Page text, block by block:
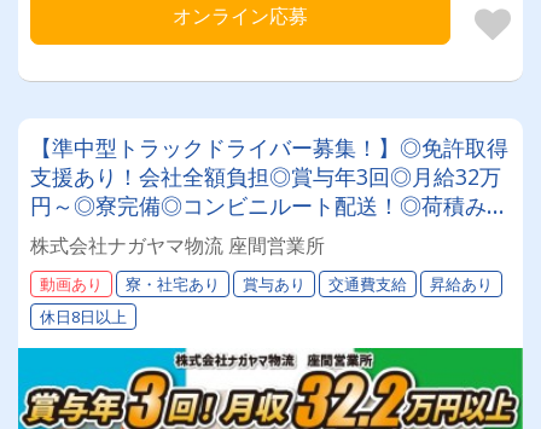
オンライン応募
【準中型トラックドライバー募集！】◎免許取得
支援あり！会社全額負担◎賞与年3回◎月給32万
円～◎寮完備◎コンビニルート配送！◎荷積み・
荷下ろし軽々！◎全車AT車★安定して働きたい
方必見★あなたらしく働ける環境です！
株式会社ナガヤマ物流 座間営業所
動画あり 寮・社宅あり 賞与あり 交通費支給
昇給あり
休日8日以上